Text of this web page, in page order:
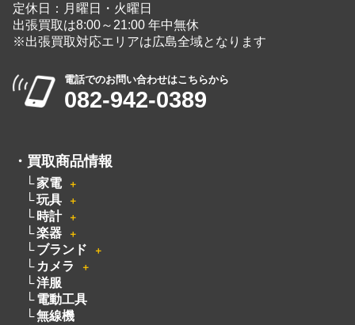
定休日：月曜日・火曜日
出張買取は8:00～21:00 年中無休
※出張買取対応エリアは広島全域となります
電話でのお問い合わせはこちらから
082-942-0389
・ 買取商品情報
家電 ＋
玩具 ＋
時計 ＋
楽器 ＋
ブランド ＋
カメラ ＋
洋服
電動工具
無線機